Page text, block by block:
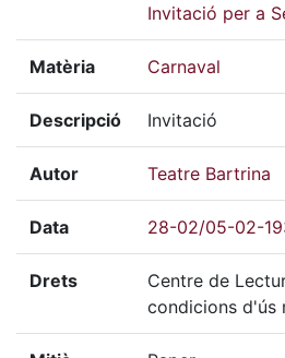
Invitació per a
Matèria Carnaval
Descripció Invitació
Autor Teatre Bartrina
Data 28-02/05-02-
Drets
Centre de
condicions d'ús